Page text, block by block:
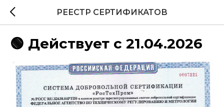
РЕЕСТР СЕРТИФИКАТОВ
🟢 Действует с 21.04.2026